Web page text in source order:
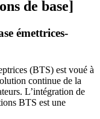
de base]
émettrices-
(BTS) est voué à
continue de la
L’intégration de
BTS est une